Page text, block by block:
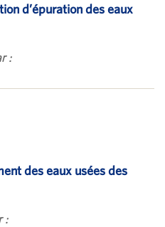
d’épuration des eaux
:
des eaux usées des
: